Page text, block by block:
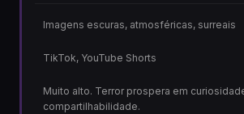
Imagens escuras, atmosféricas, surreais
TikTok, YouTube Shorts
Muito alto. Terror prospera em
compartilhabilidade.